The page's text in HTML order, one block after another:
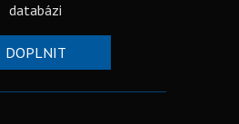
databázi
DOPLNIT